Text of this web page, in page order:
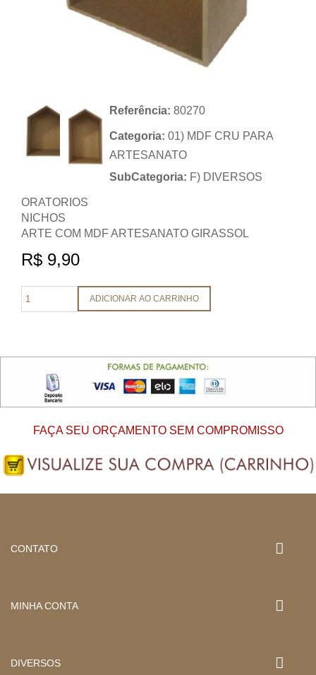
Referência: 80270
Categoria: 01) MDF CRU PARA
ARTESANATO
SubCategoria: F) DIVERSOS
ORATORIOS
NICHOS
ARTE COM MDF ARTESANATO GIRASSOL
R$ 9,90
ADICIONAR AO CARRINHO
FAÇA SEU ORÇAMENTO SEM COMPROMISSO
CONTATO
MINHA CONTA
DIVERSOS